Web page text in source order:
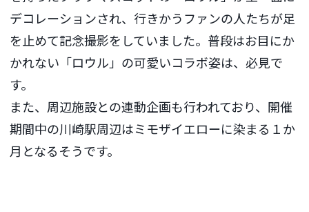
デコレーションされ、行きかうファンの人たちが足
を止めて記念撮影をしていました。普段はお目にか
かれない「ロウル」の可愛いコラボ姿は、必見で
す。
また、周辺施設との連動企画も行われており、開催
期間中の川崎駅周辺はミモザイエローに染まる１か
月となるそうです。